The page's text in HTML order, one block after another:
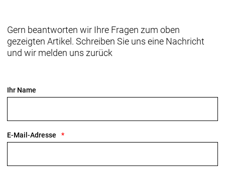
Gern beantworten wir Ihre Fragen zum oben
gezeigten Artikel. Schreiben Sie uns eine Nachricht
und wir melden uns zurück
Ihr Name
E-Mail-Adresse